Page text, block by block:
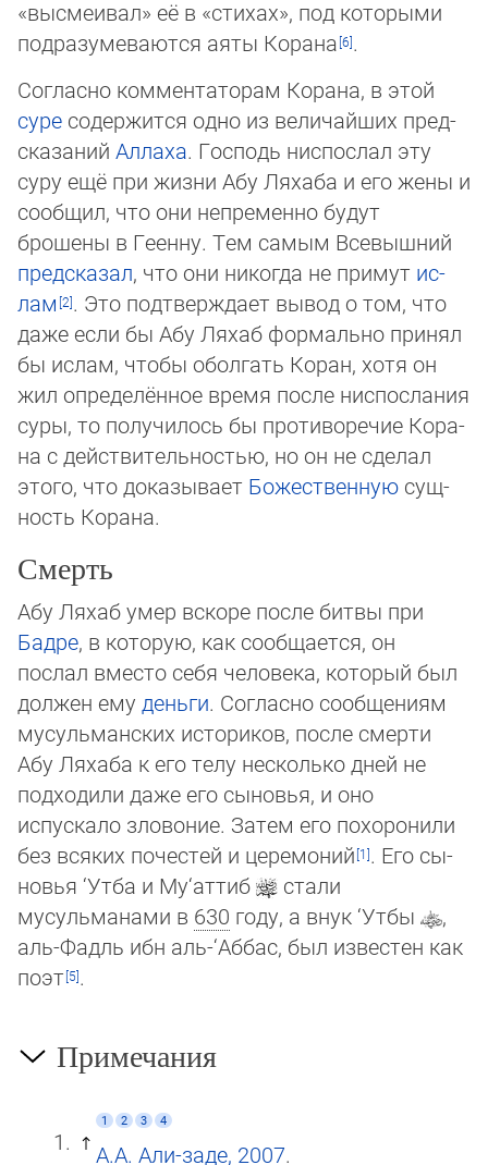
«высмеивал» её в «стихах», под ко­то­ры­ми
под­ра­зу­ме­ваются аяты Ко­ра­на
.
Согласно комментаторам Корана, в этой
суре содержится одно из величайших пред­
ска­за­ний Аллаха. Господь ниспослал эту
суру ещё при жизни Абу Ляхаба и его же­ны и
со­об­щил, что они непременно будут
брошены в Геенну. Тем самым Всевышний
пред­ска­зал, что они никогда не примут ис­
лам
. Это подтверждает вывод о том, что
даже если бы Абу Ляхаб формально принял
бы ислам, чтобы оболгать Ко­ран, хотя он
жил опреде­лён­ное время после ниспослания
су­ры, то получилось бы противоречие Ко­ра­
на с действительностью, но он не сде­лал
это­го, что доказывает Божественную сущ­
ность Корана.
Смерть
Абу Ляхаб умер вскоре после битвы при
Бадре, в которую, как сообщается, он
послал вместо себя человека, который был
должен ему деньги. Согласно сообщениям
мусульманских историков, после смерти
Абу Ляхаба к его телу несколько дней не
подходили даже его сыновья, и оно
испускало зловоние. Затем его похоронили
без всяких почестей и церемоний
. Его сы­
но­вья ‘Утба и Му‘аттиб
стали
мусульманами в 630 году, а внук ‘Утбы
,
аль-Фадль ибн аль-‘Аббас, был известен как
по­эт
.
Примечания
1 2 3 4
А.А. Али-заде, 2007.